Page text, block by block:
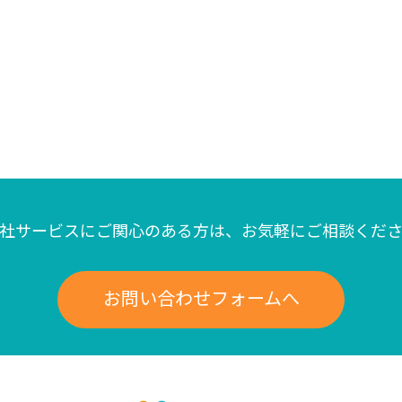
サービスにご関心のある方は、 お気軽にご相談くだ
お問い合わせフォームへ